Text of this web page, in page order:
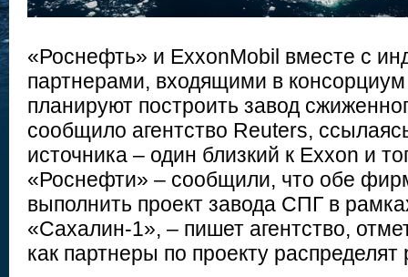
«Роснефть» и ExxonMobil вместе с
партнерами, входящими в
планируют построить завод
сообщило агентство Reuters,
источника – один близкий к Exxon и
«Роснефти» – сообщили, что обе
выполнить проект завода СПГ в
«Сахалин-1», – пишет агентство,
как партнеры по проекту